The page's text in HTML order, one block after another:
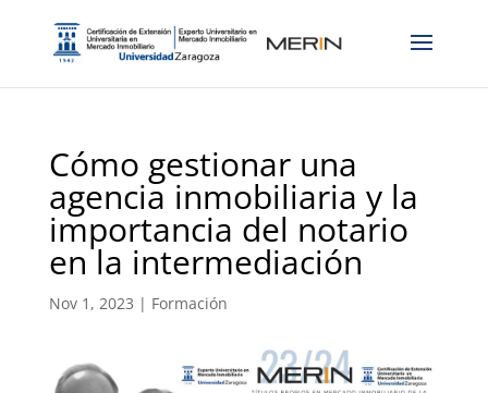
Cómo gestionar una
agencia inmobiliaria y la
importancia del notario
en la intermediación
Nov 1, 2023 | Formación